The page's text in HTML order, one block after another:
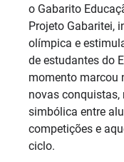
o Gabarito
Projeto Gabaritei,
olímpica e
de estudantes do
momento marcou
novas
simbólica entre
competições e
ciclo.